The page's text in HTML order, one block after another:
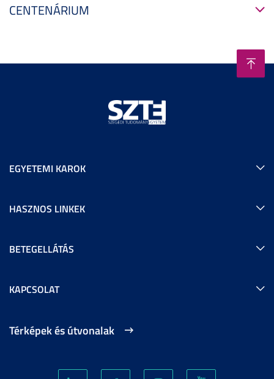
CENTENÁRIUM
EGYETEMI KAROK
HASZNOS LINKEK
BETEGELLÁTÁS
KAPCSOLAT
Térképek és útvonalak